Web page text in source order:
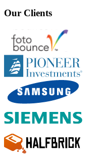
Our Clients